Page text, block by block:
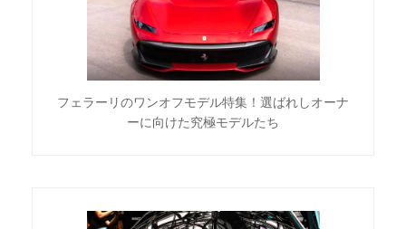
フェラーリのワンオフモデル特集！選ばれしオーナ
ーに向けた究極モデルたち